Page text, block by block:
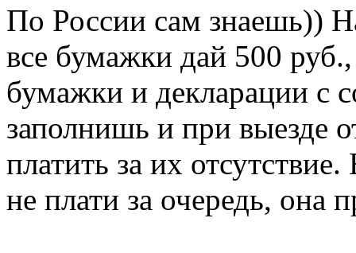
По России сам знаешь))
все бумажки дай 500
бумажки и декларации с
заполнишь и при выезде
платить за их
не плати за очередь, она